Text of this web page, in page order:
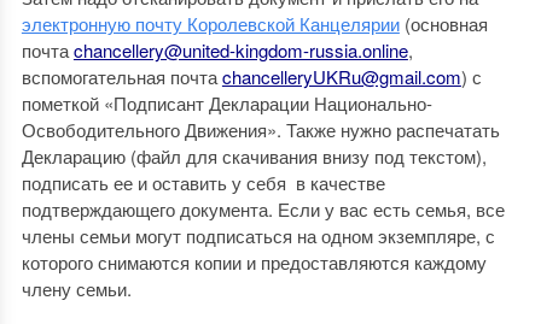
электронную почту Королевской Канцелярии(основная
почтаchancellery@united-kingdom-russia.online,
вспомогательная почтаchancelleryUKRu@gmail.com) с
пометкой «Подписант Декларации Национально-
Освободительного Движения». Также нужно распечатать
Декларацию (файл для скачивания внизу под текстом),
подписать ее и оставить у себя в качестве
подтверждающего документа. Если у вас есть семья, все
члены семьи могут подписаться на одном экземпляре, с
которого снимаются копии и предоставляются каждому
члену семьи.